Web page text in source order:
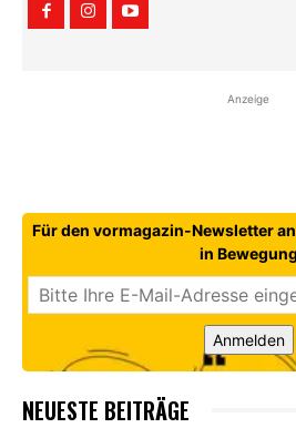
Anzeige
Für den vormagazin-Newsletter
in Bewegung
Anmelden
NEUESTE BEITRÄGE